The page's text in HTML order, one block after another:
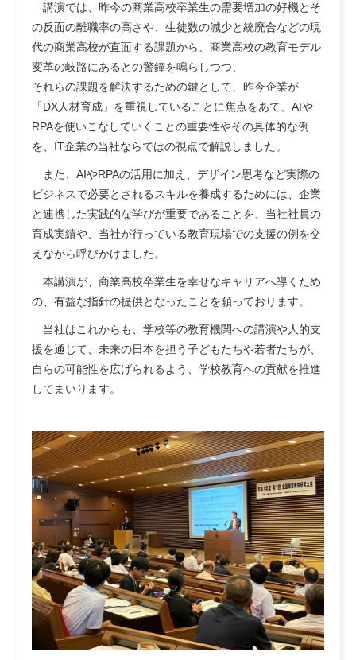
講演では、昨今の商業高校卒業生の需要増加の好機とそ
の反面の離職率の高さや、生徒数の減少と統廃合などの現
代の商業高校が直面する課題から、商業高校の教育モデル
変革の岐路にあるとの警鐘を鳴らしつつ、
それらの課題を解決するための鍵として、昨今企業が
「DX人材育成」を重視していることに焦点をあて、AIや
RPAを使いこなしていくことの重要性やその具体的な例
を、IT企業の当社ならではの視点で解説しました。
また、AIやRPAの活用に加え、デザイン思考など実際の
ビジネスで必要とされるスキルを養成するためには、企業
と連携した実践的な学びが重要であることを、当社社員の
育成実績や、当社が行っている教育現場での支援の例を交
えながら呼びかけました。
本講演が、商業高校卒業生を幸せなキャリアへ導くため
の、有益な指針の提供となったことを願っております。
当社はこれからも、学校等の教育機関への講演や人的支
援を通じて、未来の日本を担う子どもたちや若者たちが、
自らの可能性を広げられるよう、学校教育への貢献を推進
してまいります。